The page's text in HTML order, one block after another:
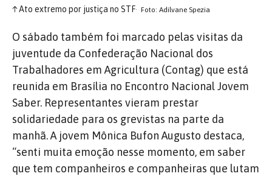
↑Ato extremo por justiça no STF Foto: Adilvane Spezia
O sábado também foi marcado pelas visitas da
juventude da Confederação Nacional dos
Trabalhadores em Agricultura (Contag) que está
reunida em Brasília no Encontro Nacional Jovem
Saber. Representantes vieram prestar
solidariedade para os grevistas na parte da
manhã. A jovem Mônica Bufon Augusto destaca,
“senti muita emoção nesse momento, em saber
que tem companheiros e companheiras que lutam